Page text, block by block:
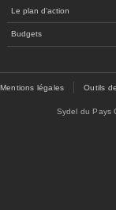
Le plan d'action
Budgets
Mentions légales Outils
Sydel du Pays